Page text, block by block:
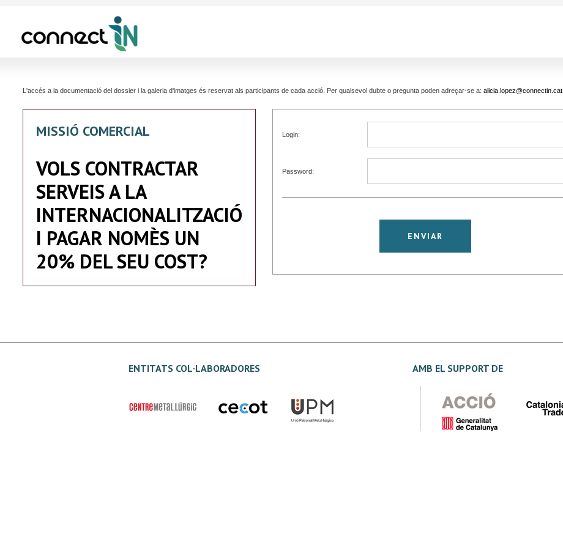
L'accés a la documentació del dossier i la galeria d'imatges és reservat als participants de cada acció. Per qualsevol dubte o pregunta poden adreçar-se a: alicia.lopez@connectin.cat
MISSIÓ COMERCIAL
VOLS CONTRACTAR
SERVEIS A LA
INTERNACIONALITZACIÓ
I PAGAR NOMÈS UN
20% DEL SEU COST?
Login:
Password:
ENTITATS COL·LABORADORES AMB EL SUPPORT DE